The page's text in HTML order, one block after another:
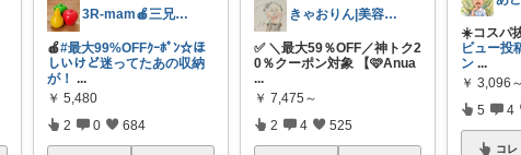
3R-mam🍎三兄弟母
🍎#最大99%OFFｸｰﾎﾟﾝ☆ほ
しいけど迷ってたあの収納
が！ ...
￥ 5,480
2 0 684
きゃおりん|美容好き3児ママ
✅ ＼最大59％OFF／神トク2
0％クーポン対象 【🩷Anua
...
￥ 7,475～
2 4 525
☀️コスパ
ビュー投
ン ...
￥ 3,096～
5 4
コレ